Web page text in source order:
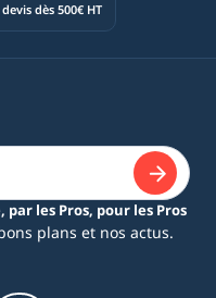
dès 500€ HT
les Pros, pour les Pros
plans et nos actus.